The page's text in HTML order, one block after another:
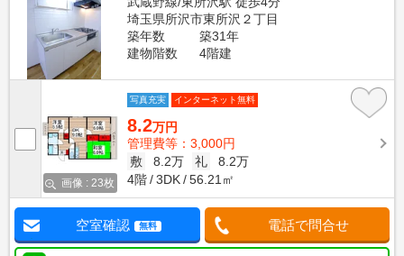
埼玉県所沢市東所沢２丁目
築年数
築31年
建物階数
4階建
画像 : 23枚
写真充実 インターネット無料
8.2万円
管理費等：3,000円
敷
8.2万 礼
8.2万
4階
3DK 56.21㎡
空室確認 無料 電話で問合せ